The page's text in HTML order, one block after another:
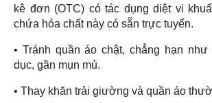
kê đơn (OTC) có tác dụng diệt vi
chứa hóa chất này có sẵn trực tuyến.
• Tránh quần áo chật, chẳng hạn
dục, gần mụn mủ.
• Thay khăn trải giường và quần áo